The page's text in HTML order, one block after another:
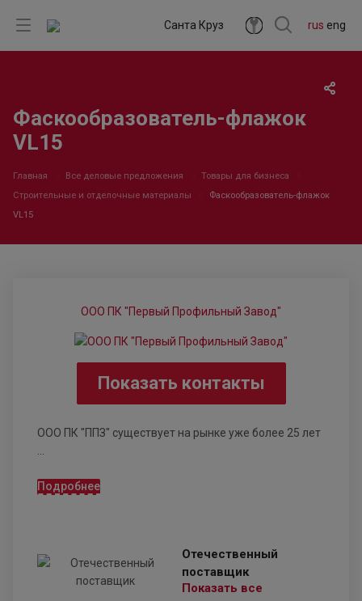
rus eng
Санта Круз
Фаскообразователь-флажок
VL15
Главная Все деловые предложения
Товары для бизнеса
Строительные и отделочные материалы
Фаскообразователь-флажок
VL15
ООО ПК "Первый Профильный Завод"
Показать контакты
ООО ПК "ППЗ" существует на рынке уже более 25 лет
Подробнее
Отечественный
поставщик
Показать все